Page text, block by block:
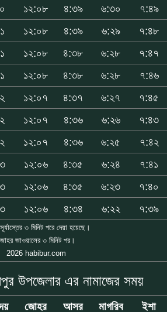
১২:০৮ ৪:৩৯ ৬:৩০
৭:৪৯
১২:০৮ ৪:৩৯ ৬:২৯
৭:৪৮
১২:০৮ ৪:৩৮ ৬:২৮
৭:৪৭
১২:০৮ ৪:৩৮ ৬:২৮
৭:৪৬
১২:০৭ ৪:৩৭ ৬:২৭
৭:৪৫
১২:০৭ ৪:৩৬ ৬:২৬
৭:৪৩
১২:০৭ ৪:৩৬ ৬:২৫
৭:৪২
১২:০৬ ৪:৩৫ ৬:২৪
৭:৪১
১২:০৬ ৪:৩৫ ৬:২৩
৭:৪০
১২:০৬ ৪:৩৪ ৬:২২ ৭:৩৯
৩ মিনিট পরে দেয়া হয়েছে।
জাওয়ালের ৩ মিনিট পর।
2026 habibur.com
উপজেলার এর নামাজের সময়
জোহর আসর মাগরিব ইশা